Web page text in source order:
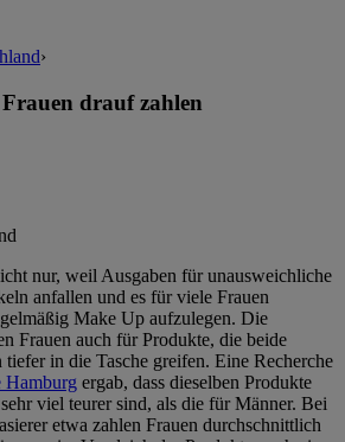
›
drauf zahlen
nur, weil Ausgaben für unausweichliche
anfallen und es für viele Frauen
Make Up aufzulegen. Die
Frauen auch für Produkte, die beide
tiefer in die Tasche greifen. Eine Recherche
Hamburg ergab, dass dieselben Produkte
viel teurer sind, als die für Männer. Bei
etwa zahlen Frauen durchschnittlich